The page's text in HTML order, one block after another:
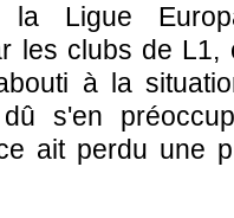
la Ligue
les clubs de L1,
à la
s'en
ait perdu une